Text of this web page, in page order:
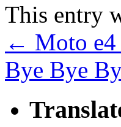
This entry
← Moto
Bye Bye